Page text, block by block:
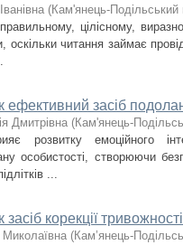
(Кам'янець-Подільський
цілісному,
оскільки читання займає
ефективний засіб
Дмитрівна (Кам'янець-
розвитку емоційного
особистості, створюючи
...
засіб корекції
(Кам’янець-